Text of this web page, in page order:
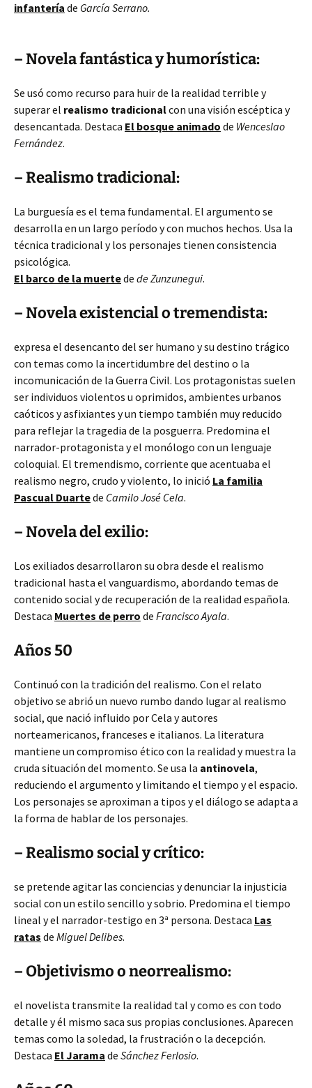
infantería de García Serrano.
– Novela fantástica y humorística:
Se usó como recurso para huir de la realidad terrible y
superar el realismo tradicionalcon una visión escéptica y
desencantada. Destaca El bosque animado de Wenceslao
Fernández.
– Realismo tradicional:
La burguesía es el tema fundamental. El argumento se
desarrolla en un largo período y con muchos hechos. Usa la
técnica tradicional y los personajes tienen consistencia
psicológica.
El barco de la muertede de Zunzunegui.
– Novela existencial o tremendista:
expresa el desencanto del ser humano y su destino trágico
con temas como la incertidumbre del destino o la
incomunicación de la Guerra Civil. Los protagonistas suelen
ser individuos violentos u oprimidos, ambientes urbanos
caóticos y asfixiantes y un tiempo también muy reducido
para reflejar la tragedia de la posguerra. Predomina el
narrador-protagonista y el monólogo con un lenguaje
coloquial. El tremendismo, corriente que acentuaba el
realismo negro, crudo y violento, lo inició La familia
Pascual Duartede Camilo José Cela.
– Novela del exilio:
Los exiliados desarrollaron su obra desde el realismo
tradicional hasta el vanguardismo, abordando temas de
contenido social y de recuperación de la realidad española.
Destaca Muertes de perro de Francisco Ayala.
Años 50
Continuó con la tradición del realismo. Con el relato
objetivo se abrió un nuevo rumbo dando lugar al realismo
social, que nació influido por Cela y autores
norteamericanos, franceses e italianos. La literatura
mantiene un compromiso ético con la realidad y muestra la
cruda situación del momento. Se usa la antinovela,
reduciendo el argumento y limitando el tiempo y el espacio.
Los personajes se aproximan a tipos y el diálogo se adapta a
la forma de hablar de los personajes.
– Realismo social y crítico:
se pretende agitar las conciencias y denunciar la injusticia
social con un estilo sencillo y sobrio. Predomina el tiempo
lineal y el narrador-testigo en 3ª persona. Destaca Las
ratas de Miguel Delibes.
– Objetivismo o neorrealismo:
el novelista transmite la realidad tal y como es con todo
detalle y él mismo saca sus propias conclusiones. Aparecen
temas como la soledad, la frustración o la decepción.
Destaca El Jarama de Sánchez Ferlosio.